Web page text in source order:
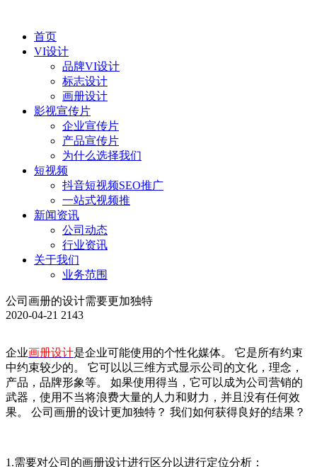
首页
VI设计
品牌VI设计
标志设计
画册设计
影视宣传片
企业宣传片
产品宣传片
为什么选择我们
短视频
抖音短视频SEO推广
一站式视频推
新闻资讯
公司动态
行业资讯
关于我们
业务范围
公司画册的设计需要更加独特
2020-04-21 2143
企业画册设计是企业可能使用的个性化媒体。 它是所有约束
中约束较少的。 它可以以三维方式显示公司的文化，理念，
产品，品牌形象等。 如果使用得当，它可以成为公司营销的
武器，使用不当将浪费大量的人力和财力，并且没有任何效
果。 公司画册的设计更加独特？ 我们如何获得良好的结果？
1.需要对公司的画册设计进行区分以进行定位分析：